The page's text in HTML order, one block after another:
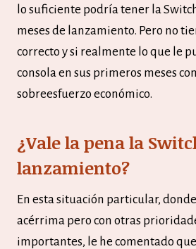
lo suficiente podría tener la
meses de lanzamiento. Pero no
correcto y si realmente lo que le
consola en sus primeros meses
sobreesfuerzo económico.
¿Vale la pena la
lanzamiento?
En esta situación particular,
acérrima pero con otras
importantes, le he comentado